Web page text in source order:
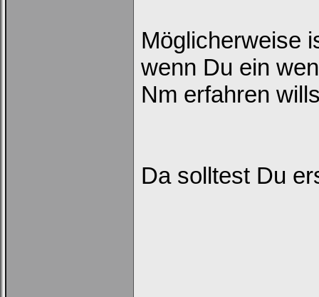
Möglicherweise
wenn Du ein
Nm erfahren
Da solltest Du